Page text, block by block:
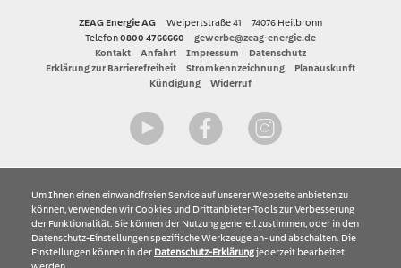
ZEAG Energie AG Weipertstraße 41
74076 Heilbronn
Telefon0800 4766660
gewerbe@zeag-energie.de
Kontakt
Anfahrt Impressum
Datenschutz
Erklärung zur Barrierefreiheit
Stromkennzeichnung
Planauskunft
Kündigung
Widerruf
Um Ihnen einen einwandfreien Service auf unserer Webseite anbieten zu
können, verwenden wir Cookies und Drittanbieter-Tools zur Verbesserung
der Funktionalität. Sie können der Nutzung generell zustimmen, oder in den
Datenschutz-Einstellungen spezifische Werkzeuge an- und abschalten. Die
Einstellungen können in der Datenschutz-Erklärungjederzeit bearbeitet